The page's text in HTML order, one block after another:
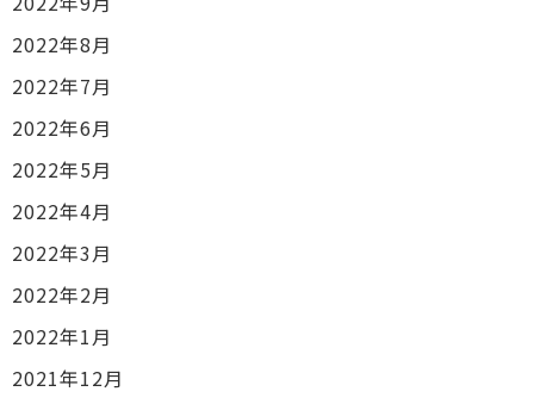
2022年8月
2022年7月
2022年6月
2022年5月
2022年4月
2022年3月
2022年2月
2022年1月
2021年12月